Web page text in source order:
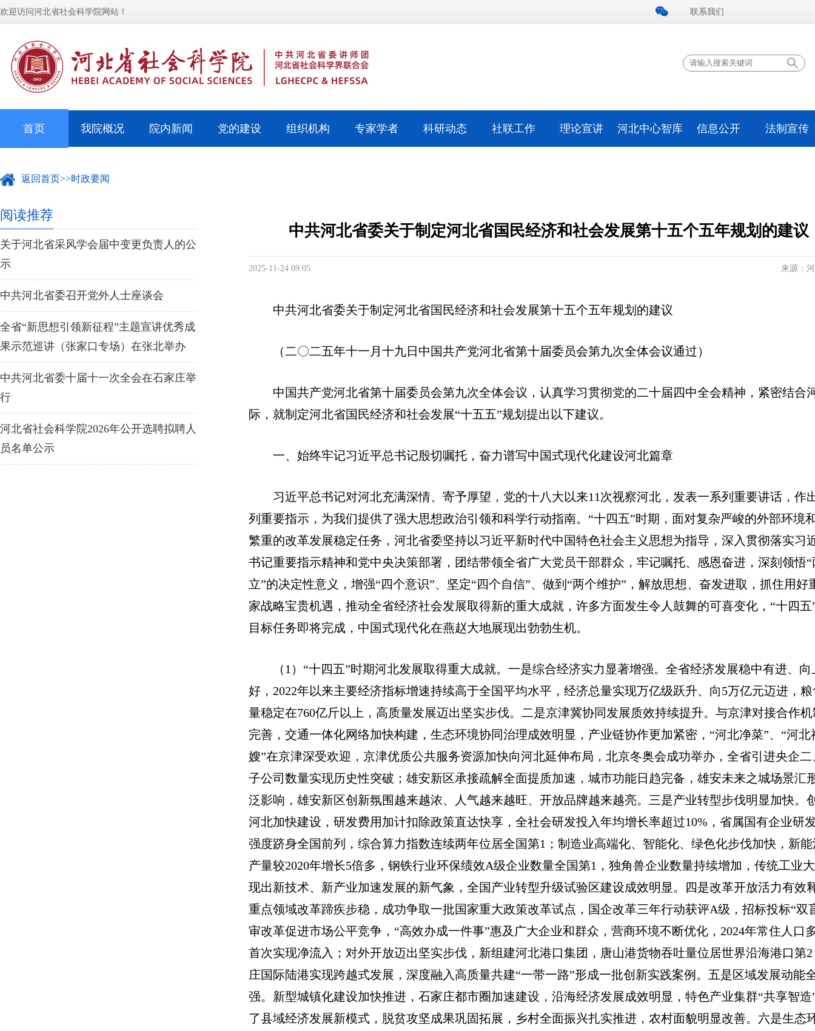
欢迎访问河北省社会科学院网站！ 联系我们
首页 我院概况 院内新闻 党的建设 组织机构 专家学者 科研动态 社联工作 理论宣讲 河北中心智库 信息公开 法制宣传
返回首页>>时政要闻
中共河北省委关于制定河北省国民经济和社会发展第十五个五年规划的建议
2025-11-24 09:05 来源：
中共河北省委关于制定河北省国民经济和社会发展第十五个五年规划的建议
（二〇二五年十一月十九日中国共产党河北省第十届委员会第九次全体会议通过）
中国共产党河北省第十届委员会第九次全体会议，认真学习贯彻党的二十届四中全会精神，紧密结合
际，就制定河北省国民经济和社会发展“十五五”规划提出以下建议。
一、始终牢记习近平总书记殷切嘱托，奋力谱写中国式现代化建设河北篇章
习近平总书记对河北充满深情、寄予厚望，党的十八大以来11次视察河北，发表一系列重要讲话，作
列重要指示，为我们提供了强大思想政治引领和科学行动指南。“十四五”时期，面对复杂严峻的外部环境
繁重的改革发展稳定任务，河北省委坚持以习近平新时代中国特色社会主义思想为指导，深入贯彻落实习
书记重要指示精神和党中央决策部署，团结带领全省广大党员干部群众，牢记嘱托、感恩奋进，深刻领悟
立”的决定性意义，增强“四个意识”、坚定“四个自信”、做到“两个维护”，解放思想、奋发进取，抓住用好
家战略宝贵机遇，推动全省经济社会发展取得新的重大成就，许多方面发生令人鼓舞的可喜变化，“十四五
目标任务即将完成，中国式现代化在燕赵大地展现出勃勃生机。
（1）“十四五”时期河北发展取得重大成就。一是综合经济实力显著增强。全省经济发展稳中有进、向
好，2022年以来主要经济指标增速持续高于全国平均水平，经济总量实现万亿级跃升、向5万亿元迈进，
量稳定在760亿斤以上，高质量发展迈出坚实步伐。二是京津冀协同发展质效持续提升。与京津对接合作
完善，交通一体化网络加快构建，生态环境协同治理成效明显，产业链协作更加紧密，“河北净菜”、“河北
嫂”在京津深受欢迎，京津优质公共服务资源加快向河北延伸布局，北京冬奥会成功举办，全省引进央企
子公司数量实现历史性突破；雄安新区承接疏解全面提质加速，城市功能日趋完备，雄安未来之城场景汇
泛影响，雄安新区创新氛围越来越浓、人气越来越旺、开放品牌越来越亮。三是产业转型步伐明显加快。
河北加快建设，研发费用加计扣除政策直达快享，全社会研发投入年均增长率超过10%，省属国有企业研
强度跻身全国前列，综合算力指数连续两年位居全国第1；制造业高端化、智能化、绿色化步伐加快，新
产量较2020年增长5倍多，钢铁行业环保绩效A级企业数量全国第1，独角兽企业数量持续增加，传统工业
现出新技术、新产业加速发展的新气象，全国产业转型升级试验区建设成效明显。四是改革开放活力有效
重点领域改革蹄疾步稳，成功争取一批国家重大政策改革试点，国企改革三年行动获评A级，招标投标“双
审改革促进市场公平竞争，“高效办成一件事”惠及广大企业和群众，营商环境不断优化，2024年常住人口
首次实现净流入；对外开放迈出坚实步伐，新组建河北港口集团，唐山港货物吞吐量位居世界沿海港口第
庄国际陆港实现跨越式发展，深度融入高质量共建“一带一路”形成一批创新实践案例。五是区域发展动能
强。新型城镇化建设加快推进，石家庄都市圈加速建设，沿海经济发展成效明显，特色产业集群“共享智造
了县域经济发展新模式，脱贫攻坚成果巩固拓展，乡村全面振兴扎实推进，农村面貌明显改善。六是生态
阅读推荐
关于河北省采风学会届中变更负责人的公
示
中共河北省委召开党外人士座谈会
全省“新思想引领新征程”主题宣讲优秀成
果示范巡讲（张家口专场）在张北举办
中共河北省委十届十一次全会在石家庄举
行
河北省社会科学院2026年公开选聘拟聘人
员名单公示